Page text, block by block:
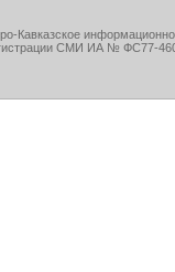
Кавказское
СМИ ИА № ФС77-